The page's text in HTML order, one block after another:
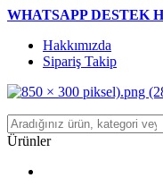
WHATSAPP DESTEK
Hakkımızda
Sipariş Takip
Ürünler